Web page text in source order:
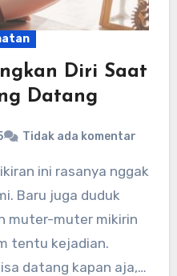
Diri Saat
Datang
Tidak ada komentar
Baru juga duduk
muter-muter mikirin
tentu kejadian.
datang kapan aja,…